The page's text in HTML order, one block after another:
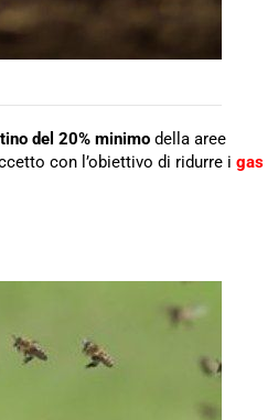
del 20% minimo della aree
con l’obiettivo di ridurre i gas